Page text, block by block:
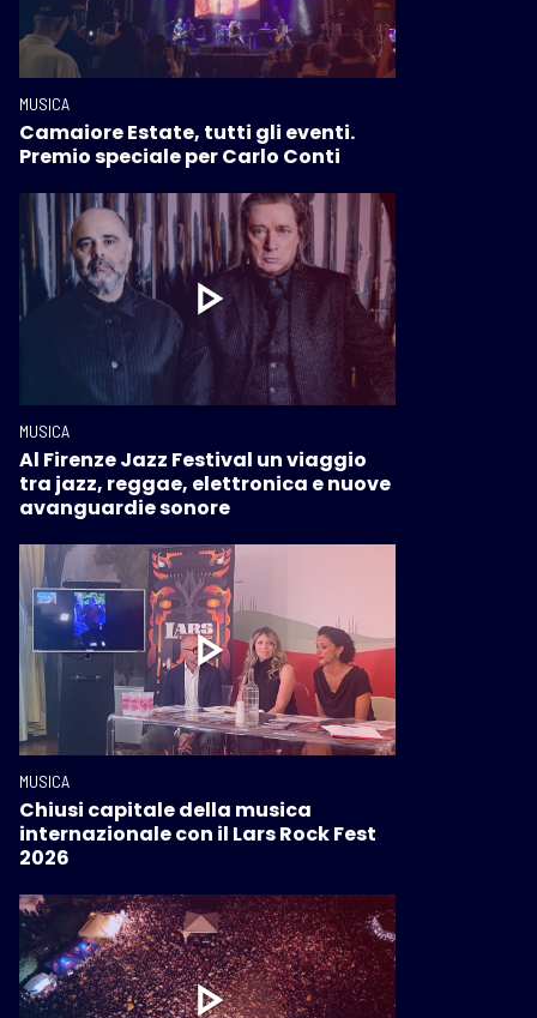
MUSICA
Camaiore Estate, tutti gli eventi.
Premio speciale per Carlo Conti
MUSICA
Al Firenze Jazz Festival un viaggio
tra jazz, reggae, elettronica e nuove
avanguardie sonore
MUSICA
Chiusi capitale della musica
internazionale con il Lars Rock Fest
2026